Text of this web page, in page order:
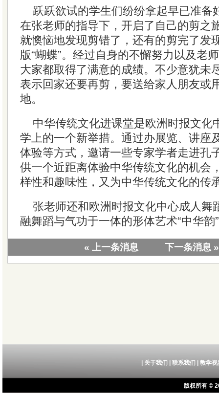
跃跃欲试的学生们纷纷拿起早已准备
在张老师的指导下，开启了自己的剪之
就懊恼地发现剪错了，还有的剪完了发
版“蝴蝶”。经过自身的不懈努力以及老
大家都取得了满意的成绩。不少意犹未
表示回家还要再剪，要送给家人朋友或
地。
中华传统文化进课堂是欧洲时报文化
学上的一个新举措。通过办展览、讲座
体验等方式，邀请一些专家学者走进孔
供一个近距离体验中华传统文化的机会
样性和趣味性，又为中华传统文化的传
张老师还和欧洲时报文化中心成人舞
融舞蹈与气功于一体的形体艺术“中华韵
« 上一条消息 下一条消息 »
关于我们 联系我们 教学视
版权所有 ©